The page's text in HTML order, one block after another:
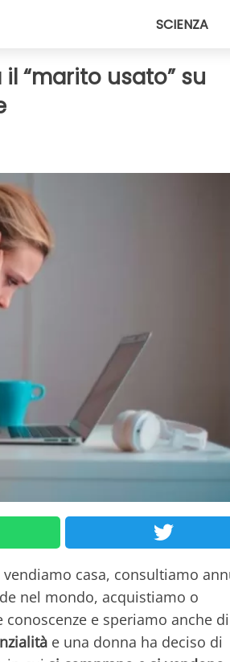
SCIENZA
“marito usato” su
casa, consultiamo
nel mondo, acquistiamo o
e speriamo anche di
e una donna ha deciso di